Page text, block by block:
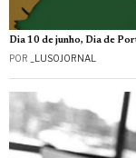
Dia 10 de junho, Dia de
POR _LUSOJORNAL